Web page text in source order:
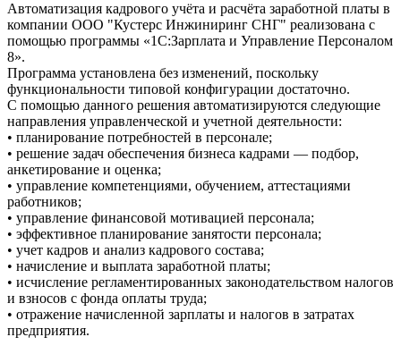
Автоматизация кадрового учёта и расчёта заработной платы в
компании ООО "Кустерс Инжиниринг СНГ" реализована с
помощью программы «1С:Зарплата и Управление Персоналом
8».
Программа установлена без изменений, поскольку
функциональности типовой конфигурации достаточно.
С помощью данного решения автоматизируются следующие
направления управленческой и учетной деятельности:
• планирование потребностей в персонале;
• решение задач обеспечения бизнеса кадрами — подбор,
анкетирование и оценка;
• управление компетенциями, обучением, аттестациями
работников;
• управление финансовой мотивацией персонала;
• эффективное планирование занятости персонала;
• учет кадров и анализ кадрового состава;
• начисление и выплата заработной платы;
• исчисление регламентированных законодательством налогов
и взносов с фонда оплаты труда;
• отражение начисленной зарплаты и налогов в затратах
предприятия.